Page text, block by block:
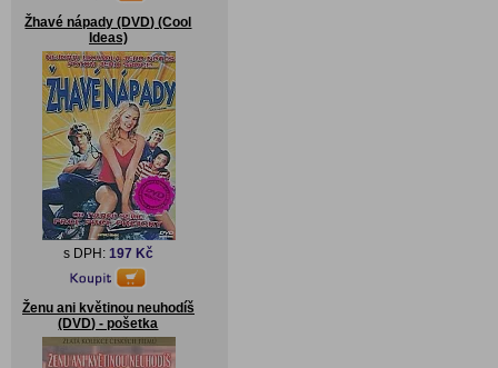
Žhavé nápady (DVD) (Cool
Ideas)
s DPH: 197 Kč
Ženu ani květinou neuhodíš
(DVD) - pošetka